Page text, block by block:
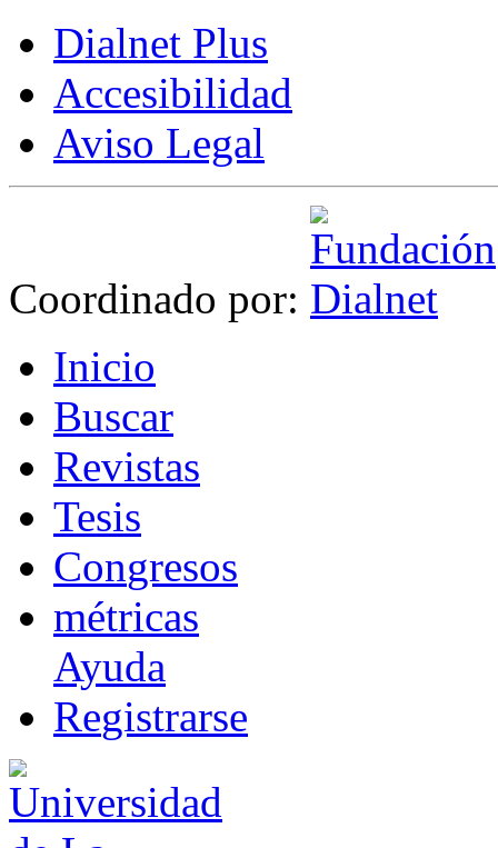
Dialnet Plus
Accesibilidad
Aviso Legal
Coordinado por:
Inicio
Buscar
Revistas
Tesis
Congresos
métricas
Ayuda
Registrarse